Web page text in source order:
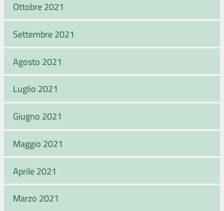
Ottobre 2021
Settembre 2021
Agosto 2021
Luglio 2021
Giugno 2021
Maggio 2021
Aprile 2021
Marzo 2021